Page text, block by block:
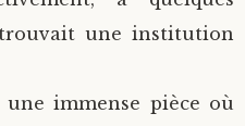
une institution
immense pièce où